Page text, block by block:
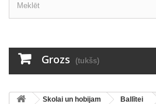
Grozs (tukšs)
Skolai un hobijam
Ballītei